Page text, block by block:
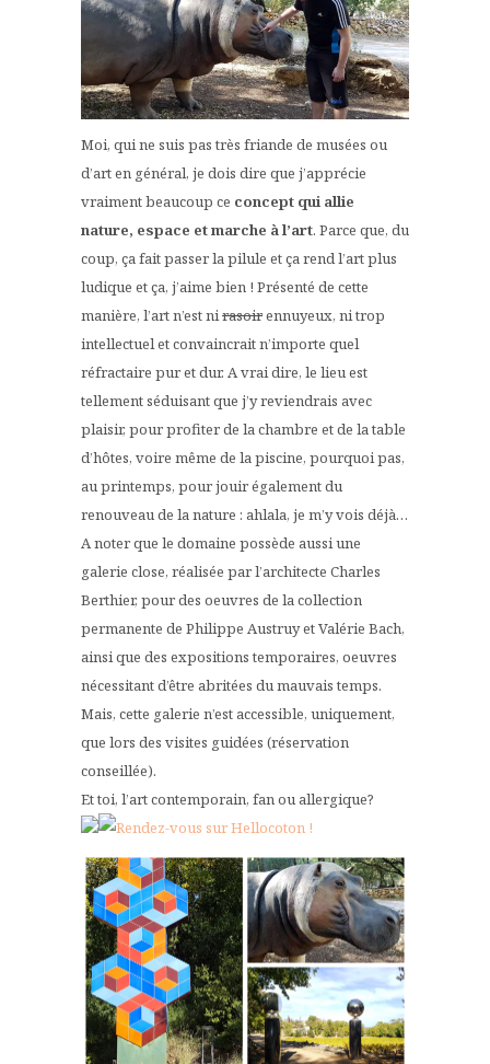
Moi, qui ne suis pas très friande de musées ou
d’art en général, je dois dire que j’apprécie
vraiment beaucoup ce concept qui allie
nature, espace et marche à l’art. Parce que, du
coup, ça fait passer la pilule et ça rend l’art plus
ludique et ça, j’aime bien ! Présenté de cette
manière, l’art n’est nirasoirennuyeux, ni trop
intellectuel et convaincrait n’importe quel
réfractaire pur et dur. A vrai dire, le lieu est
tellement séduisant que j’y reviendrais avec
plaisir, pour profiter de la chambre et de la table
d’hôtes, voire même de la piscine, pourquoi pas,
au printemps, pour jouir également du
renouveau de la nature : ahlala, je m’y vois déjà…
A noter que le domaine possède aussi une
galerie close, réalisée par l’architecte Charles
Berthier, pour des oeuvres de la collection
permanente de Philippe Austruy et Valérie Bach,
ainsi que des expositions temporaires, oeuvres
nécessitant d’être abritées du mauvais temps.
Mais, cette galerie n’est accessible, uniquement,
que lors des visites guidées (réservation
conseillée).
Et toi, l’art contemporain, fan ou allergique?